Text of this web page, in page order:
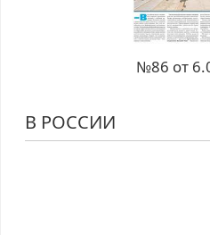
№86 от
В РОССИИ